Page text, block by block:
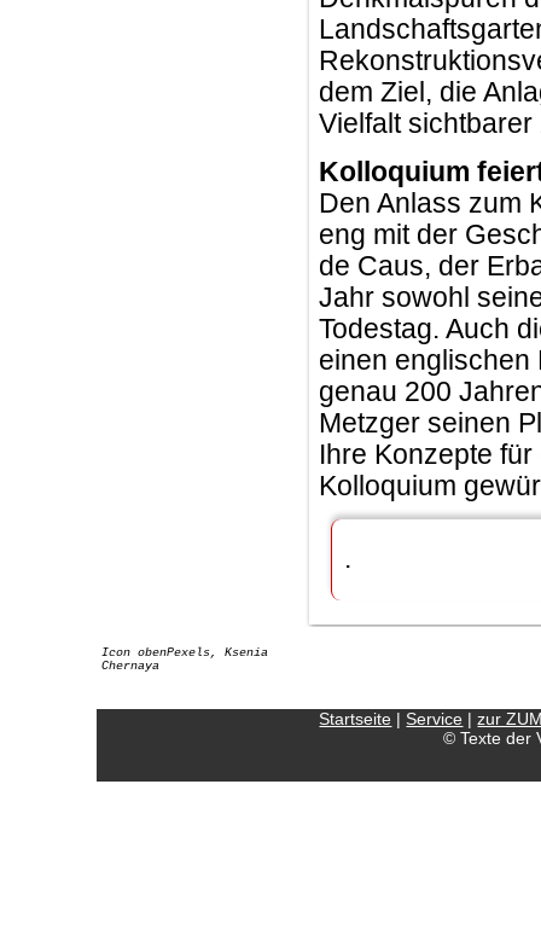
dem Ziel, die
Vielfalt
Kolloquium
Den Anlass zum
eng mit der
de Caus, der
Jahr sowohl
Todestag. Auch
einen englischen
genau 200
Metzger seinen
Ihre Konzepte
Kolloquium
.
Icon obenPexels, Ksenia
Chernaya
Startseite |Service |zur
© Texte der